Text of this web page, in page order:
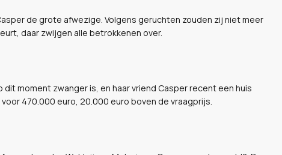
de grote afwezige. Volgens geruchten zouden zij niet meer
daar zwijgen alle betrokkenen over.
moment zwanger is, en haar vriend Casper recent een huis
470.000 euro, 20.000 euro boven de vraagprijs.